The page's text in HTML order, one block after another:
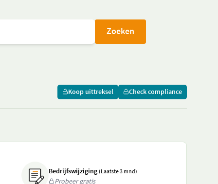
Zoeken
Koop uittreksel Check compliance
Bedrijfswijziging (Laatste 3 mnd)
Probeer gratis